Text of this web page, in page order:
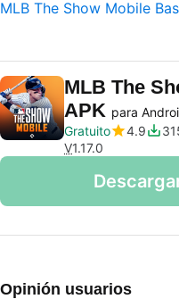
MLB The
APK para
Gratuito
4.9
V1.17.0
Opinión usuarios